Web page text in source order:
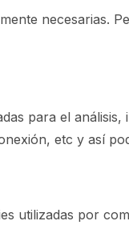
necesarias.
para el
etc y así
utilizadas por